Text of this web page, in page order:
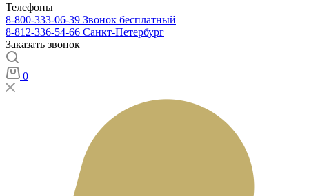
Телефоны
8-800-333-06-39 Звонок бесплатный
8-812-336-54-66 Санкт-Петербург
Заказать звонок
0